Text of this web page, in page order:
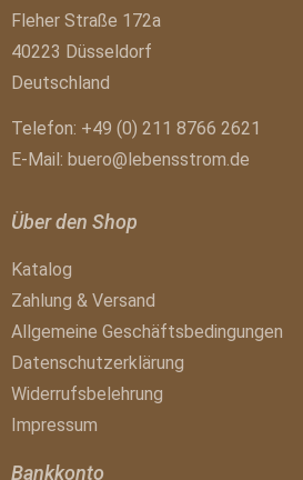
Fleher Straße 172a
40223 Düsseldorf
Deutschland
Telefon: +49 (0) 211 8766 2621
E-Mail: buero@lebensstrom.de
Über den Shop
Katalog
Zahlung & Versand
Allgemeine Geschäftsbedingungen
Datenschutzerklärung
Widerrufsbelehrung
Impressum
Bankkonto